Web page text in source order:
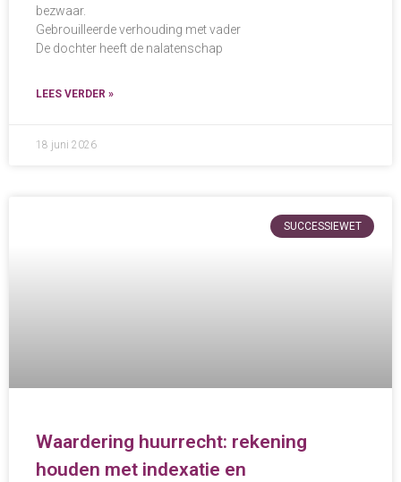
bezwaar.
Gebrouilleerde verhouding met vader
De dochter heeft de nalatenschap
LEES VERDER »
18 juni 2026
SUCCESSIEWET
Waardering huurrecht: rekening
houden met indexatie en